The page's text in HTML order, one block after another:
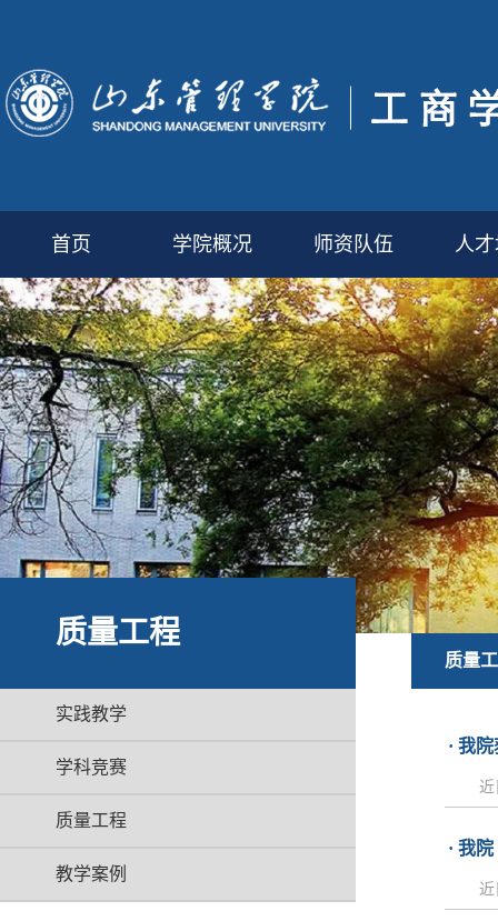
首页 学院概况 师资队伍 人
质量工程
实践教学
学科竞赛
质量工程
教学案例
质量
· 我
近
· 我
近